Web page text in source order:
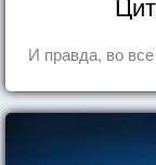
И правда, во